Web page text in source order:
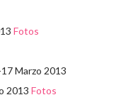
Fotos
Marzo 2013
2013 Fotos